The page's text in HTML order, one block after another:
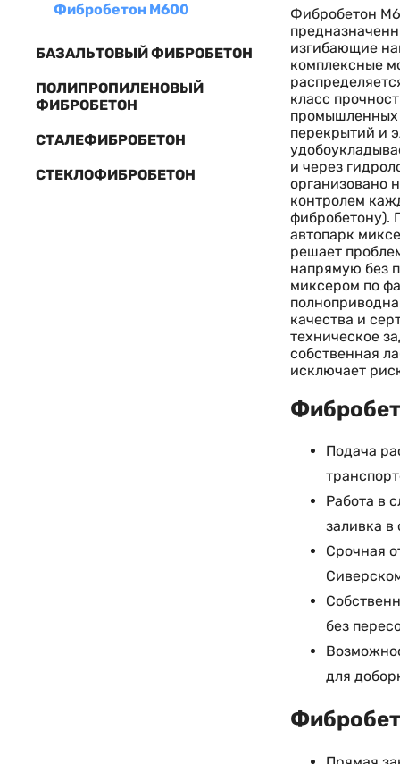
Фибробетон М600
БАЗАЛЬТОВЫЙ ФИБРОБЕТОН
ПОЛИПРОПИЛЕНОВЫЙ
ФИБРОБЕТОН
СТАЛЕФИБРОБЕТОН
СТЕКЛОФИБРОБЕТОН
Фибробетон
изгибающие
комплексные
класс
промышленных
перекрытий и
и через
организовано
контролем
фибробетону).
автопарк
решает
напрямую без
миксером по
качества и
техническое
собственная
исключает
Подача
Работа в
заливка
Срочная
без
для